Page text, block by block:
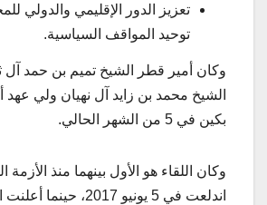
تعزيز الدور الإقليمي والدولي
توحيد المواقف السياسية.
وكان أمير قطر الشيخ تميم بن حمد آل
الشيخ محمد بن زايد آل نهيان ولي
بكين في 5 من الشهر الحالي.
وكان اللقاء هو الأول بينهما منذ الأزمة
اندلعت في 5 يونيو 2017،